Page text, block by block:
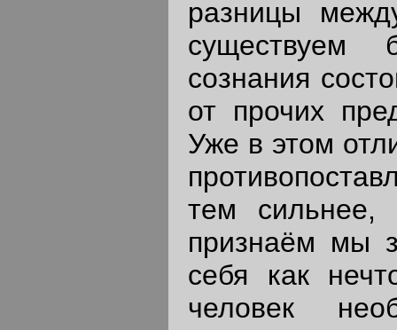
разницы
существуем
сознания
от прочих
Уже в этом
тем сильнее,
признаём мы
себя как
человек